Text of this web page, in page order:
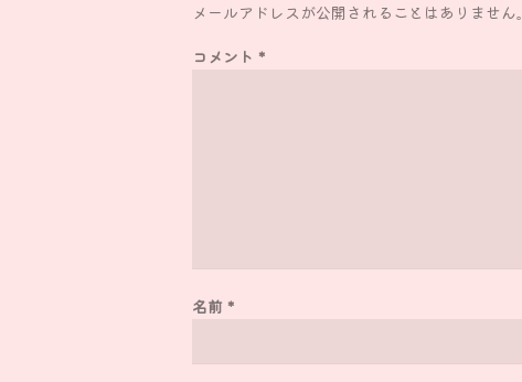
メールアドレスが公開されることはありません。
コメント *
名前 *